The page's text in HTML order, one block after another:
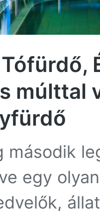
múlttal
második
egy